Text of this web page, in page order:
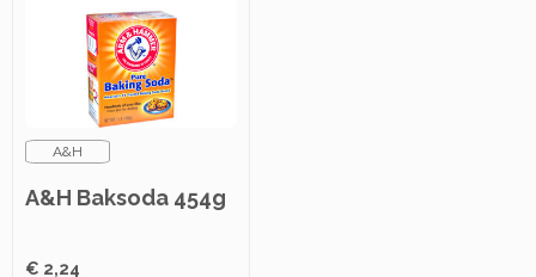
A&H
A&H Baksoda 454g
€ 2,24